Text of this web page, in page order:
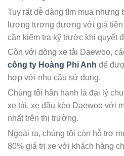
Tuy rất dễ dàng tìm mua nhưng
lượng tương đương với giá tiền
cần kiểm tra kỹ trước khi quyết
Còn với dòng xe tải Daewoo,
công ty Hoàng Phi Anh để
hợp với nhu cầu sử dụng.
Chúng tôi hân hạnh là đại lý
xe tải, xe đầu kéo Daewoo với
nhất trên thị trường.
Ngoài ra, chúng tôi còn hỗ trợ
80% giá trị xe với khách hàng